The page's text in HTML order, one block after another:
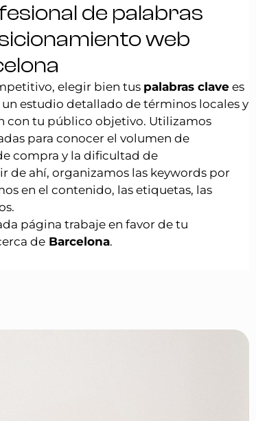
de palabras
web
elegir bien tus palabras clavees
estudio detallado de términos locales y
con tu público objetivo. Utilizamos
para conocer el volumen de
compra y la dificultad de
de ahí, organizamos las keywords por
en el contenido, las etiquetas, las
página trabaje en favor de tu
deBarcelona.